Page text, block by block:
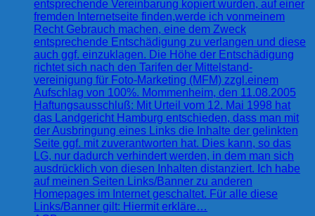
entsprechende Vereinbarung kopiert wurden, auf einer
fremden Internetseite finden,werde ich vonmeinem
Recht Gebrauch machen, eine dem Zweck
entsprechende Entschädigung zu verlangen und diese
auch ggf. einzuklagen. Die Höhe der Entschädigung
richtet sich nach den Tarifen der Mittelstand-
vereinigung für Foto-Marketing (MFM) zzgl.einem
Aufschlag von 100%. Mommenheim, den 11.08.2005
Haftungsausschluß: Mit Urteil vom 12. Mai 1998 hat
das Landgericht Hamburg entschieden, dass man mit
der Ausbringung eines Links die Inhalte der gelinkten
Seite ggf. mit zuverantworten hat. Dies kann, so das
LG, nur dadurch verhindert werden, in dem man sich
ausdrücklich von diesen Inhalten distanziert. Ich habe
auf meinen Seiten Links/Banner zu anderen
Homepages im Internet geschaltet. Für alle diese
Links/Banner gilt: Hiermit erkläre…